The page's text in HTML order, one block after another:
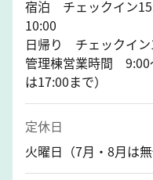
宿泊 チェックイン
10:00
日帰り チェックイン
管理棟営業時間 9:00
は17:00まで）
定休日
火曜日（7月・8月は無